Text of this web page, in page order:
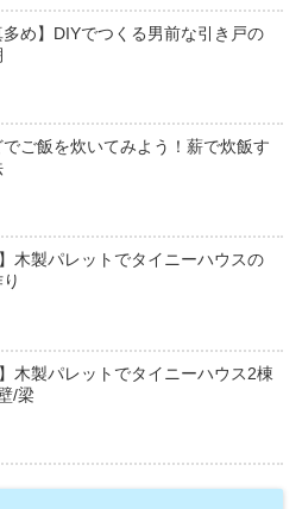
多め】DIYでつくる男前な引き戸の
ご飯を炊いてみよう！薪で炊飯す
】木製パレットでタイニーハウスの
】木製パレットでタイニーハウス2棟
/梁